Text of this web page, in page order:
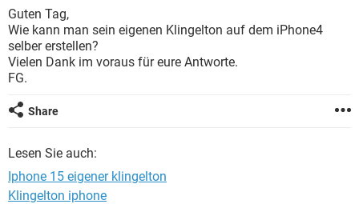
WHATSAPP
FACEBOOK HARDWARE
WINDOWS 10
WHATSAPP
FACEBOOK
SPIELE
ANDROID IOS
WINDOWS 10 INSTAGRAM
FACEBOOK
Guten Tag,
Wie kann man sein eigenen Klingelton auf dem iPhone4
selber erstellen?
Vielen Dank im voraus für eure Antworte.
FG.
Share
Lesen Sie auch:
Iphone 15 eigener klingelton
Klingelton iphone